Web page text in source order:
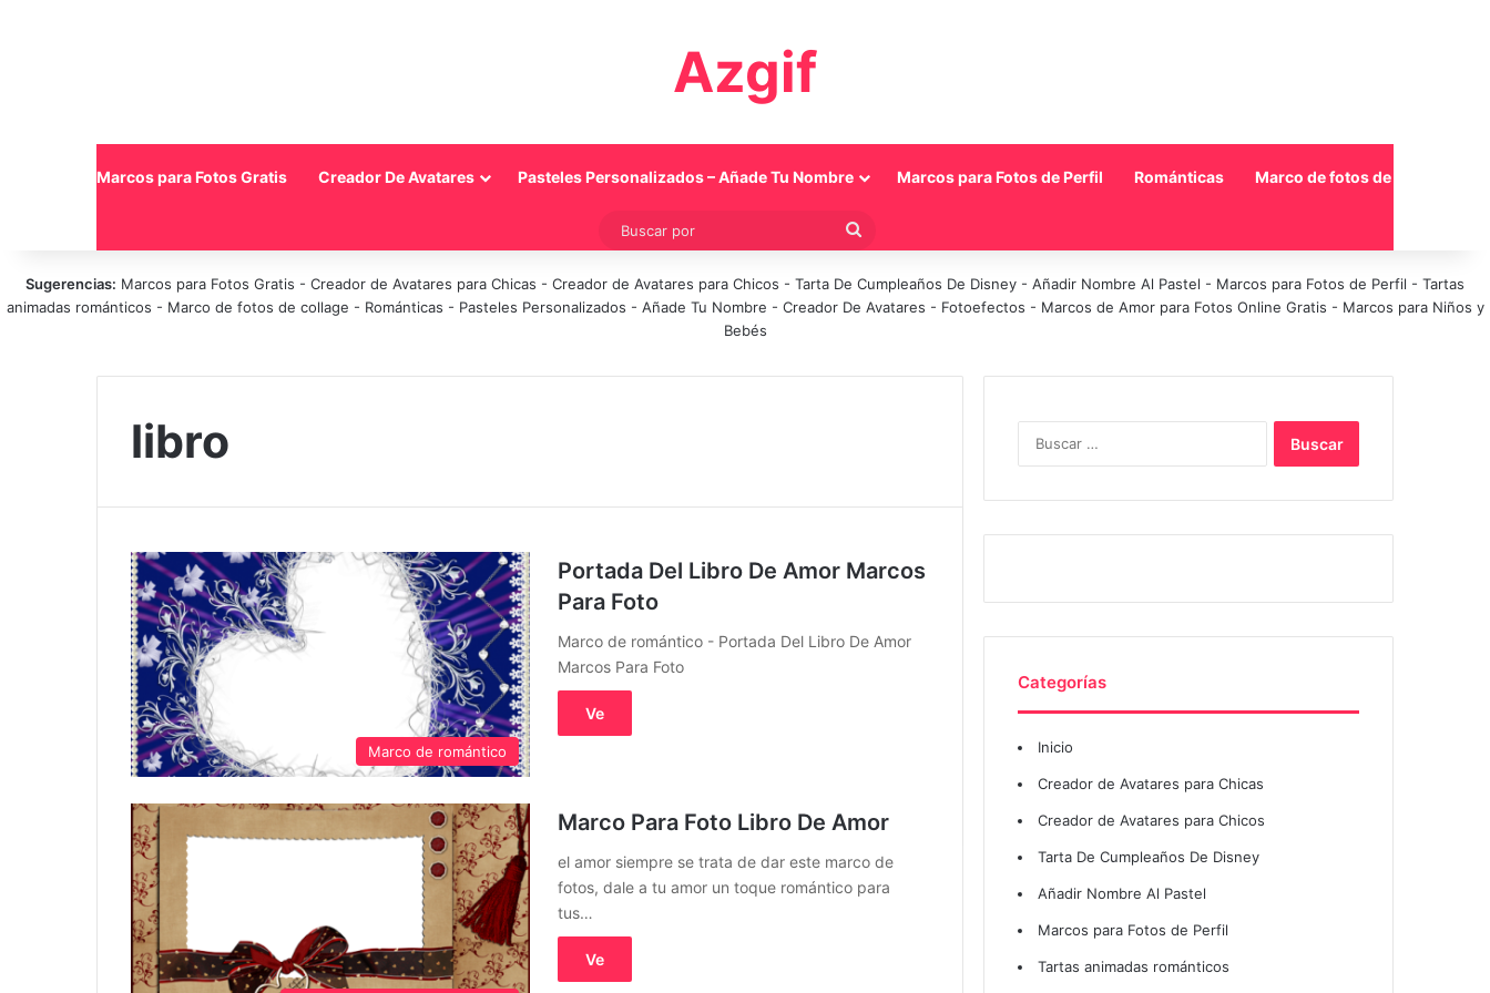
Azgif
Marcos para Fotos Gratis Creador De Avatares Pasteles Personalizados – Añade Tu Nombre Marcos para Fotos de Perfil Románticas Marco de fotos de collage
Buscar
Sugerencias: Marcos para Fotos Gratis - Creador de Avatares para Chicas - Creador de Avatares para Chicos - Tarta De Cumpleaños De Disney - Añadir Nombre Al Pastel - Marcos para Fotos de Perfil - Tartas
animadas románticos - Marco de fotos de collage - Románticas - Pasteles Personalizados - Añade Tu Nombre - Creador De Avatares - Fotoefectos - Marcos de Amor para Fotos Online Gratis - Marcos para Niños y
Bebés
libro
Marco de romántico
Portada Del Libro De Amor Marcos
Para Foto
Marco de romántico - Portada Del Libro De Amor
Marcos Para Foto
Ve
Marco Para Foto Libro De Amor
el amor siempre se trata de dar este marco de
fotos, dale a tu amor un toque romántico para
tus…
Ve
Categorías
Inicio
Creador de Avatares para Chicas
Creador de Avatares para Chicos
Tarta De Cumpleaños De Disney
Añadir Nombre Al Pastel
Marcos para Fotos de Perfil
Tartas animadas románticos